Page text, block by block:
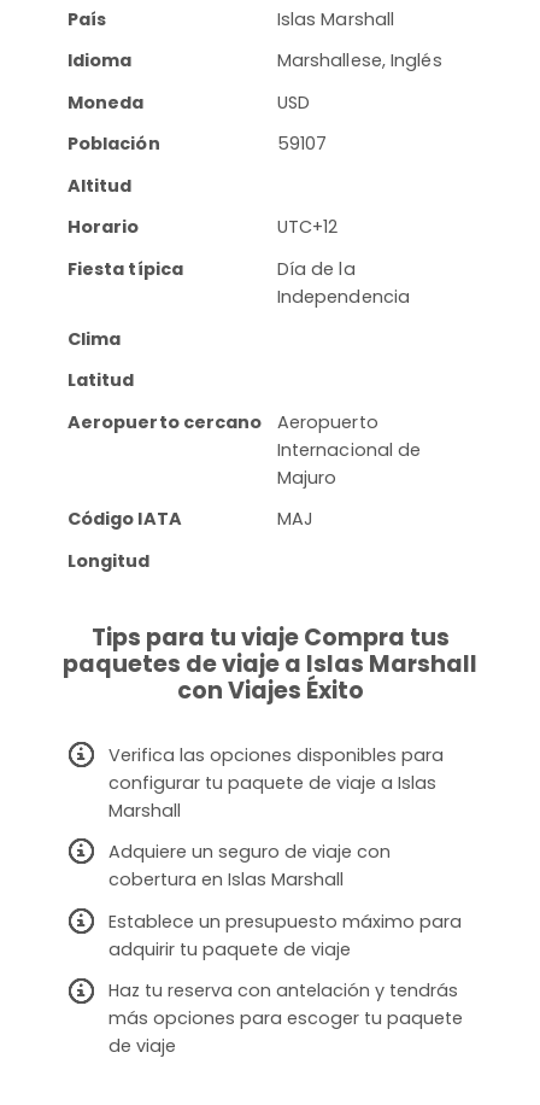
País
Islas Marshall
Idioma
Marshallese, Inglés
Moneda
USD
Población
59107
Altitud
Horario
UTC+12
Fiesta típica
Día de la
Independencia
Clima
Latitud
Aeropuerto cercano
Aeropuerto
Internacional de
Majuro
Código IATA
MAJ
Longitud
Tips para tu viaje Compra tus
paquetes de viaje a Islas Marshall
con Viajes Éxito
Verifica las opciones disponibles para
configurar tu paquete de viaje a Islas
Marshall
Adquiere un seguro de viaje con
cobertura en Islas Marshall
Establece un presupuesto máximo para
adquirir tu paquete de viaje
Haz tu reserva con antelación y tendrás
más opciones para escoger tu paquete
de viaje